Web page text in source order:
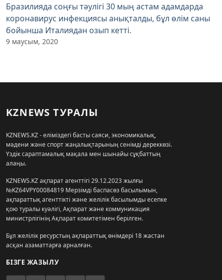
Бразилияда соңғы тәулігі 30 мың астам адамдарда
коронавирус инфекциясы анықталды, бұл өлім саны
бойынша Италиядан озып кетті.
9 маусым, 2020
KZNEWS ТУРАЛЫ
KZNEWS.KZ - еліміздегі басты саяси, экономикалық,
мәдени және спорт жаңалықтарының сенімді дереккөзі.
Үздік сараптамалық мақала мен шынайы сұқбаттың
алаңы.
KZNEWS.KZ ақпарат агенттігі 29.12.2023 жылғы
№KZ64VPY00084819 Мерзімді баспасөз басылымын,
ақпараттық агенттікті және желілік басылымды есепке
қою туралы куәлігі, Ақпарат және коммуникация
министрлігінің Ақпарат комитетімен берілген.
Бұл желілік ресурстың ақпараттық өнімдері 18 жастан
асқан азаматтарға арналған.
БІЗГЕ ЖАЗЫЛУ